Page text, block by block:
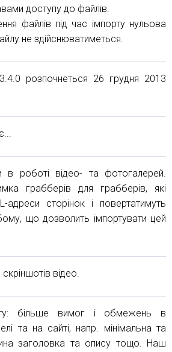
доступу до файлів.
файлів під час імпорту нульова
не здійснюватиметься.
розпочнеться 26 грудня 2013
в роботі відео- та фотогалерей.
грабберів для грабберів, які
адреси сторінок і повертатимуть
що дозволить імпортувати цей
відео.
більше вимог і обмежень в
та на сайті, напр. мінімальна та
заголовка та опису тощо. Наш